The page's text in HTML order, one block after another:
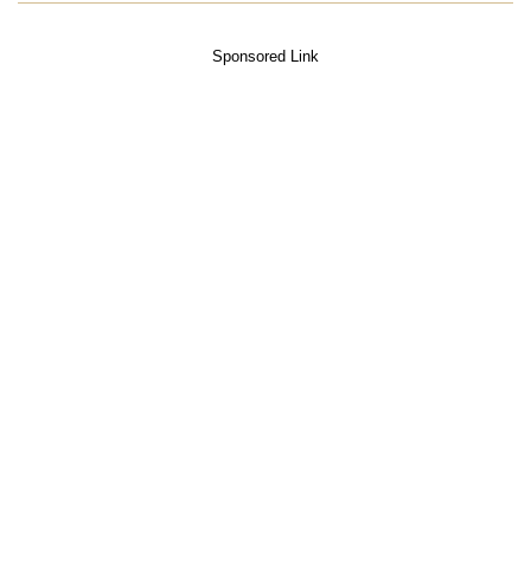
Sponsored Link